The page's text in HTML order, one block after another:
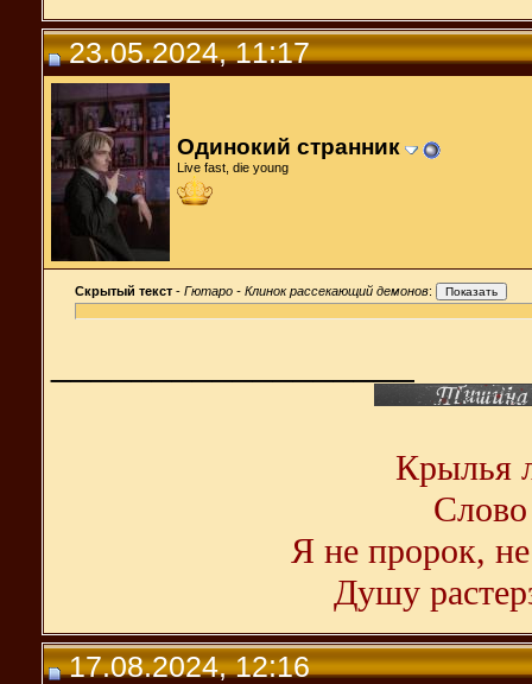
23.05.2024, 11:17
Одинокий странник
Live fast, die young
Скрытый текст - Гютаро - Клинок рассекающий демонов:
Крылья
Слово
Я не пророк,
Душу
17.08.2024, 12:16